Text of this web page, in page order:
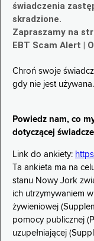
świadczenia
skradzione.
Zapraszamy na
EBT Scam Alert |
Chroń swoje
gdy nie jest
Powiedz nam, co
dotyczącej
Link do ankiety:
Ta ankieta ma na
stanu Nowy Jork
ich utrzymywaniem
żywieniowej
pomocy publicznej
uzupełniającej